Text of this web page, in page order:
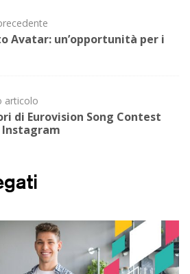
Avatar: un’opportunità per i
articolo
di Eurovision Song Contest
Instagram